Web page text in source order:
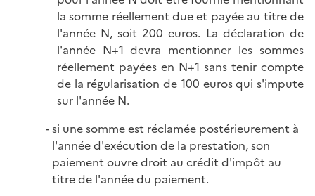
la somme réellement due et payée au titre de
l'année N, soit 200 euros. La déclaration de
l'année N+1 devra mentionner les sommes
réellement payées en N+1 sans tenir compte
de la régularisation de 100 euros qui s'impute
sur l'année N.
si une somme est réclamée postérieurement à
l'année d'exécution de la prestation, son
paiement ouvre droit au crédit d'impôt au
titre de l'année du paiement.